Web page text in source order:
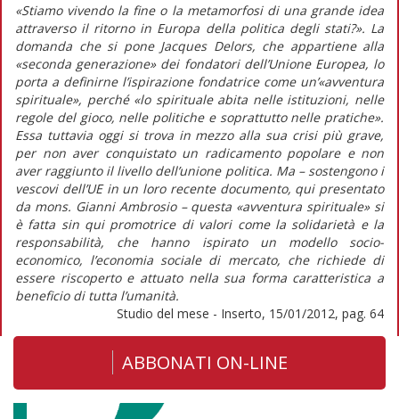
«Stiamo vivendo la fine o la metamorfosi di una grande idea
attraverso il ritorno in Europa della politica degli stati?». La
domanda che si pone Jacques Delors, che appartiene alla
«seconda generazione» dei fondatori dell’Unione Europea, lo
porta a definirne l’ispirazione fondatrice come un’«avventura
spirituale», perché «lo spirituale abita nelle istituzioni, nelle
regole del gioco, nelle politiche e soprattutto nelle pratiche».
Essa tuttavia oggi si trova in mezzo alla sua crisi più grave,
per non aver conquistato un radicamento popolare e non
aver raggiunto il livello dell’unione politica. Ma – sostengono i
vescovi dell’UE in un loro recente documento, qui presentato
da mons. Gianni Ambrosio – questa «avventura spirituale» si
è fatta sin qui promotrice di valori come la solidarietà e la
responsabilità, che hanno ispirato un modello socio-
economico, l’economia sociale di mercato, che richiede di
essere riscoperto e attuato nella sua forma caratteristica a
beneficio di tutta l’umanità.
Studio del mese - Inserto, 15/01/2012, pag. 64
ABBONATI ON-LINE